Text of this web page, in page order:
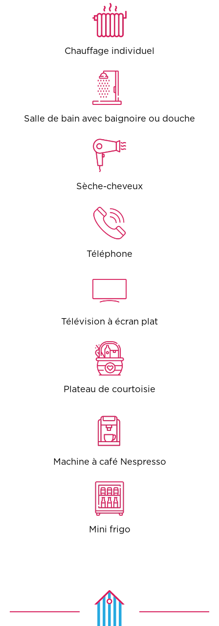
Chauffage individuel
Salle de bain avec baignoire ou douche
Sèche-cheveux
Téléphone
Télévision à écran plat
Plateau de courtoisie
Machine à café Nespresso
Mini frigo